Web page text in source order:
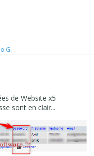
G.
de Website x5
sont en clair...